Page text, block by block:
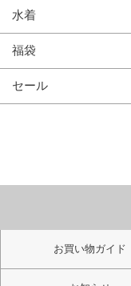
水着
福袋
セール
お買い物ガイド